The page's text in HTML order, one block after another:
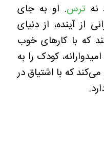
نهترس. او به جای
از آینده، از دنیای
که با کارهای خوب
کودک را به
که با اشتیاق در